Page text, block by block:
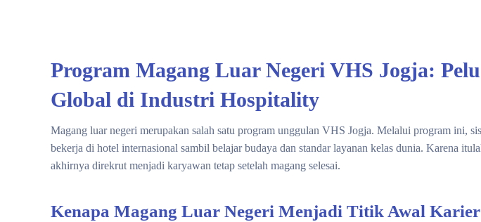
Program Magang Luar Negeri VHS Jogja:
Global di Industri Hospitality
Magang luar negeri merupakan salah satu program unggulan VHS Jogja. Melalui program ini,
bekerja di hotel internasional sambil belajar budaya dan standar layanan kelas dunia. Karena
akhirnya direkrut menjadi karyawan tetap setelah magang selesai.
Kenapa Magang Luar Negeri Menjadi Titik Awal